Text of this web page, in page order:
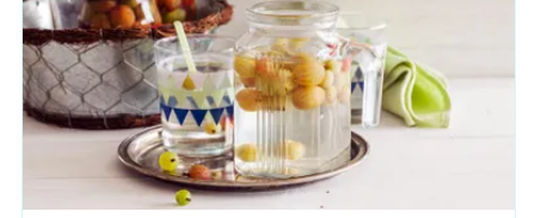
уговаривать даже самого консервативного домочадца
попробовать необычную выпечку вам не придется.